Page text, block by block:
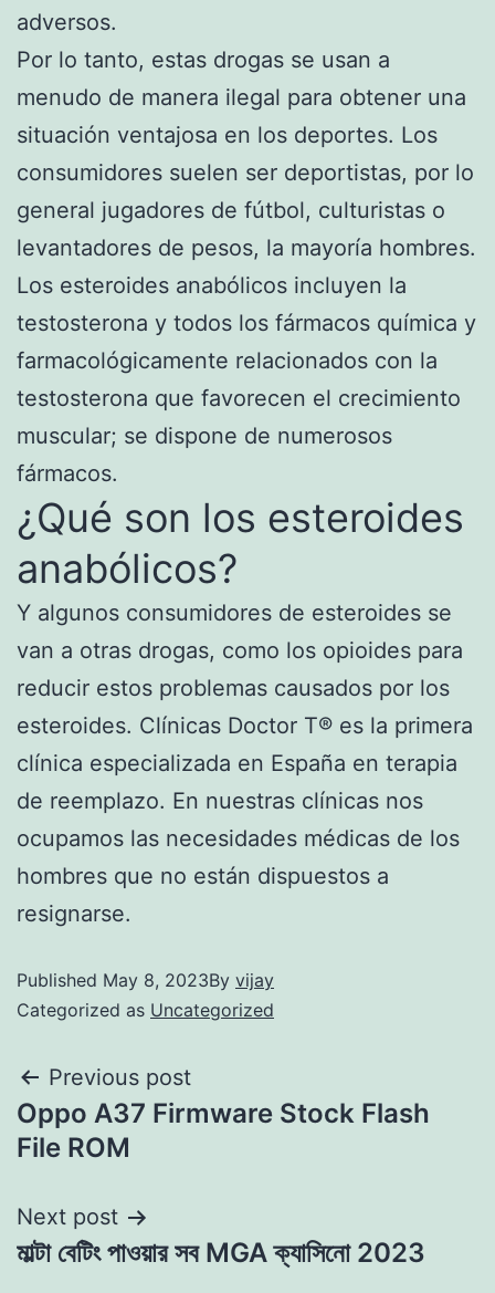
adversos.
Por lo tanto, estas drogas se usan a
menudo de manera ilegal para obtener una
situación ventajosa en los deportes. Los
consumidores suelen ser deportistas, por lo
general jugadores de fútbol, culturistas o
levantadores de pesos, la mayoría hombres.
Los esteroides anabólicos incluyen la
testosterona y todos los fármacos química y
farmacológicamente relacionados con la
testosterona que favorecen el crecimiento
muscular; se dispone de numerosos
fármacos.
¿Qué son los esteroides
anabólicos?
Y algunos consumidores de esteroides se
van a otras drogas, como los opioides para
reducir estos problemas causados por los
esteroides. Clínicas Doctor T® es la primera
clínica especializada en España en terapia
de reemplazo. En nuestras clínicas nos
ocupamos las necesidades médicas de los
hombres que no están dispuestos a
resignarse.
Published May 8, 2023By vijay
Categorized as Uncategorized
Previous post
Oppo A37 Firmware Stock Flash
File ROM
Next post
মাল্টা বেটিং পাওয়ার সব MGA ক্যাসিনো 2023